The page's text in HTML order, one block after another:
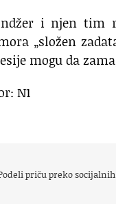
i njen tim
„složen
mogu da
N1
priču preko